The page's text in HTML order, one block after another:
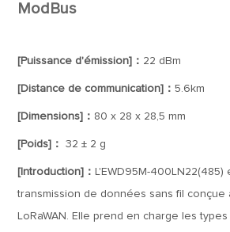
ModBus
[Puissance d'émission]： 22 dBm
[Distance de communication]：5.6km
[Dimensions]： 80 x 28 x 28,5 mm
[Poids]： 32 ± 2 g
[Introduction]： L'EWD95M-
transmission de données sans fil conçue
LoRaWAN. Elle prend en charge les